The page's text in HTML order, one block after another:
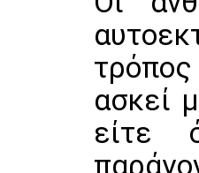
ασκεί
είτε